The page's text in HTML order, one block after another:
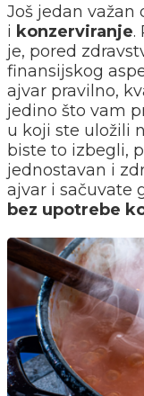
Još jedan važan
i konzerviranje.
je, pored
finansijskog
ajvar pravilno,
jedino što vam
u koji ste uložili
biste to izbegli,
jednostavan i
ajvar i sačuvate
bez upotrebe